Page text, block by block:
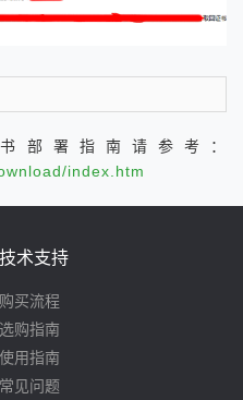
部署指南请参考：
index.htm
技术支持
购买流程
选购指南
使用指南
常见问题